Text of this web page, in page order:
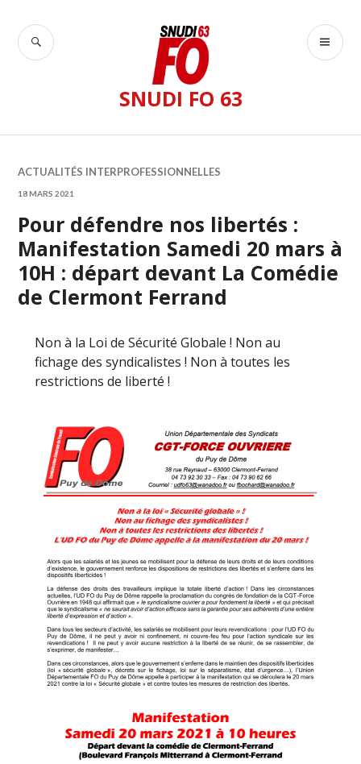
contenu
SNUDI FO 63
RECHERCHE
ACTUALITÉS INTERPROFESSIONNELLES
18 MARS 2021
Pour défendre nos libertés :
Manifestation Samedi 20 mars à
10H : départ devant La Comédie
de Clermont Ferrand
Non à la Loi de Sécurité Globale ! Non au
fichage des syndicalistes ! Non à toutes les
restrictions de liberté !